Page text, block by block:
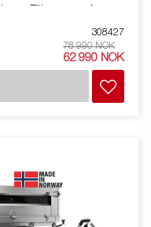
Tilhengeren fungerer
surrefester på
lasten. Stort
er kun til illustrative
308427
78 990 NOK
62 990 NOK